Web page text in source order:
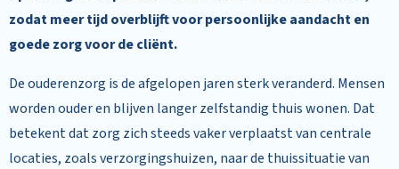
zodat meer tijd overblijft voor persoonlijke aandacht en
goede zorg voor de cliënt.
De ouderenzorg is de afgelopen jaren sterk veranderd. Mensen
worden ouder en blijven langer zelfstandig thuis wonen. Dat
betekent dat zorg zich steeds vaker verplaatst van centrale
locaties, zoals verzorgingshuizen, naar de thuissituatie van